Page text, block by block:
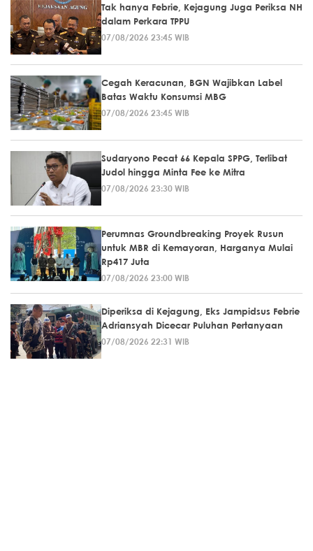
Tak hanya Febrie, Kejagung Juga Periksa NH
dalam Perkara TPPU
07/08/2026 23:45 WIB
Cegah Keracunan, BGN Wajibkan Label
Batas Waktu Konsumsi MBG
07/08/2026 23:45 WIB
Sudaryono Pecat 66 Kepala SPPG, Terlibat
Judol hingga Minta Fee ke Mitra
07/08/2026 23:30 WIB
Perumnas Groundbreaking Proyek Rusun
untuk MBR di Kemayoran, Harganya Mulai
Rp417 Juta
07/08/2026 23:00 WIB
Diperiksa di Kejagung, Eks Jampidsus Febrie
Adriansyah Dicecar Puluhan Pertanyaan
07/08/2026 22:31 WIB